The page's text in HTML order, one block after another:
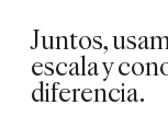
Juntos,
escala y
diferencia.